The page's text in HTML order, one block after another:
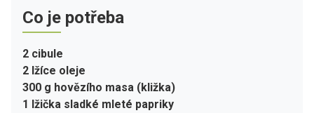
Co je potřeba
2 cibule
2 lžíce oleje
300 g hovězího masa (kližka)
1 lžička sladké mleté papriky